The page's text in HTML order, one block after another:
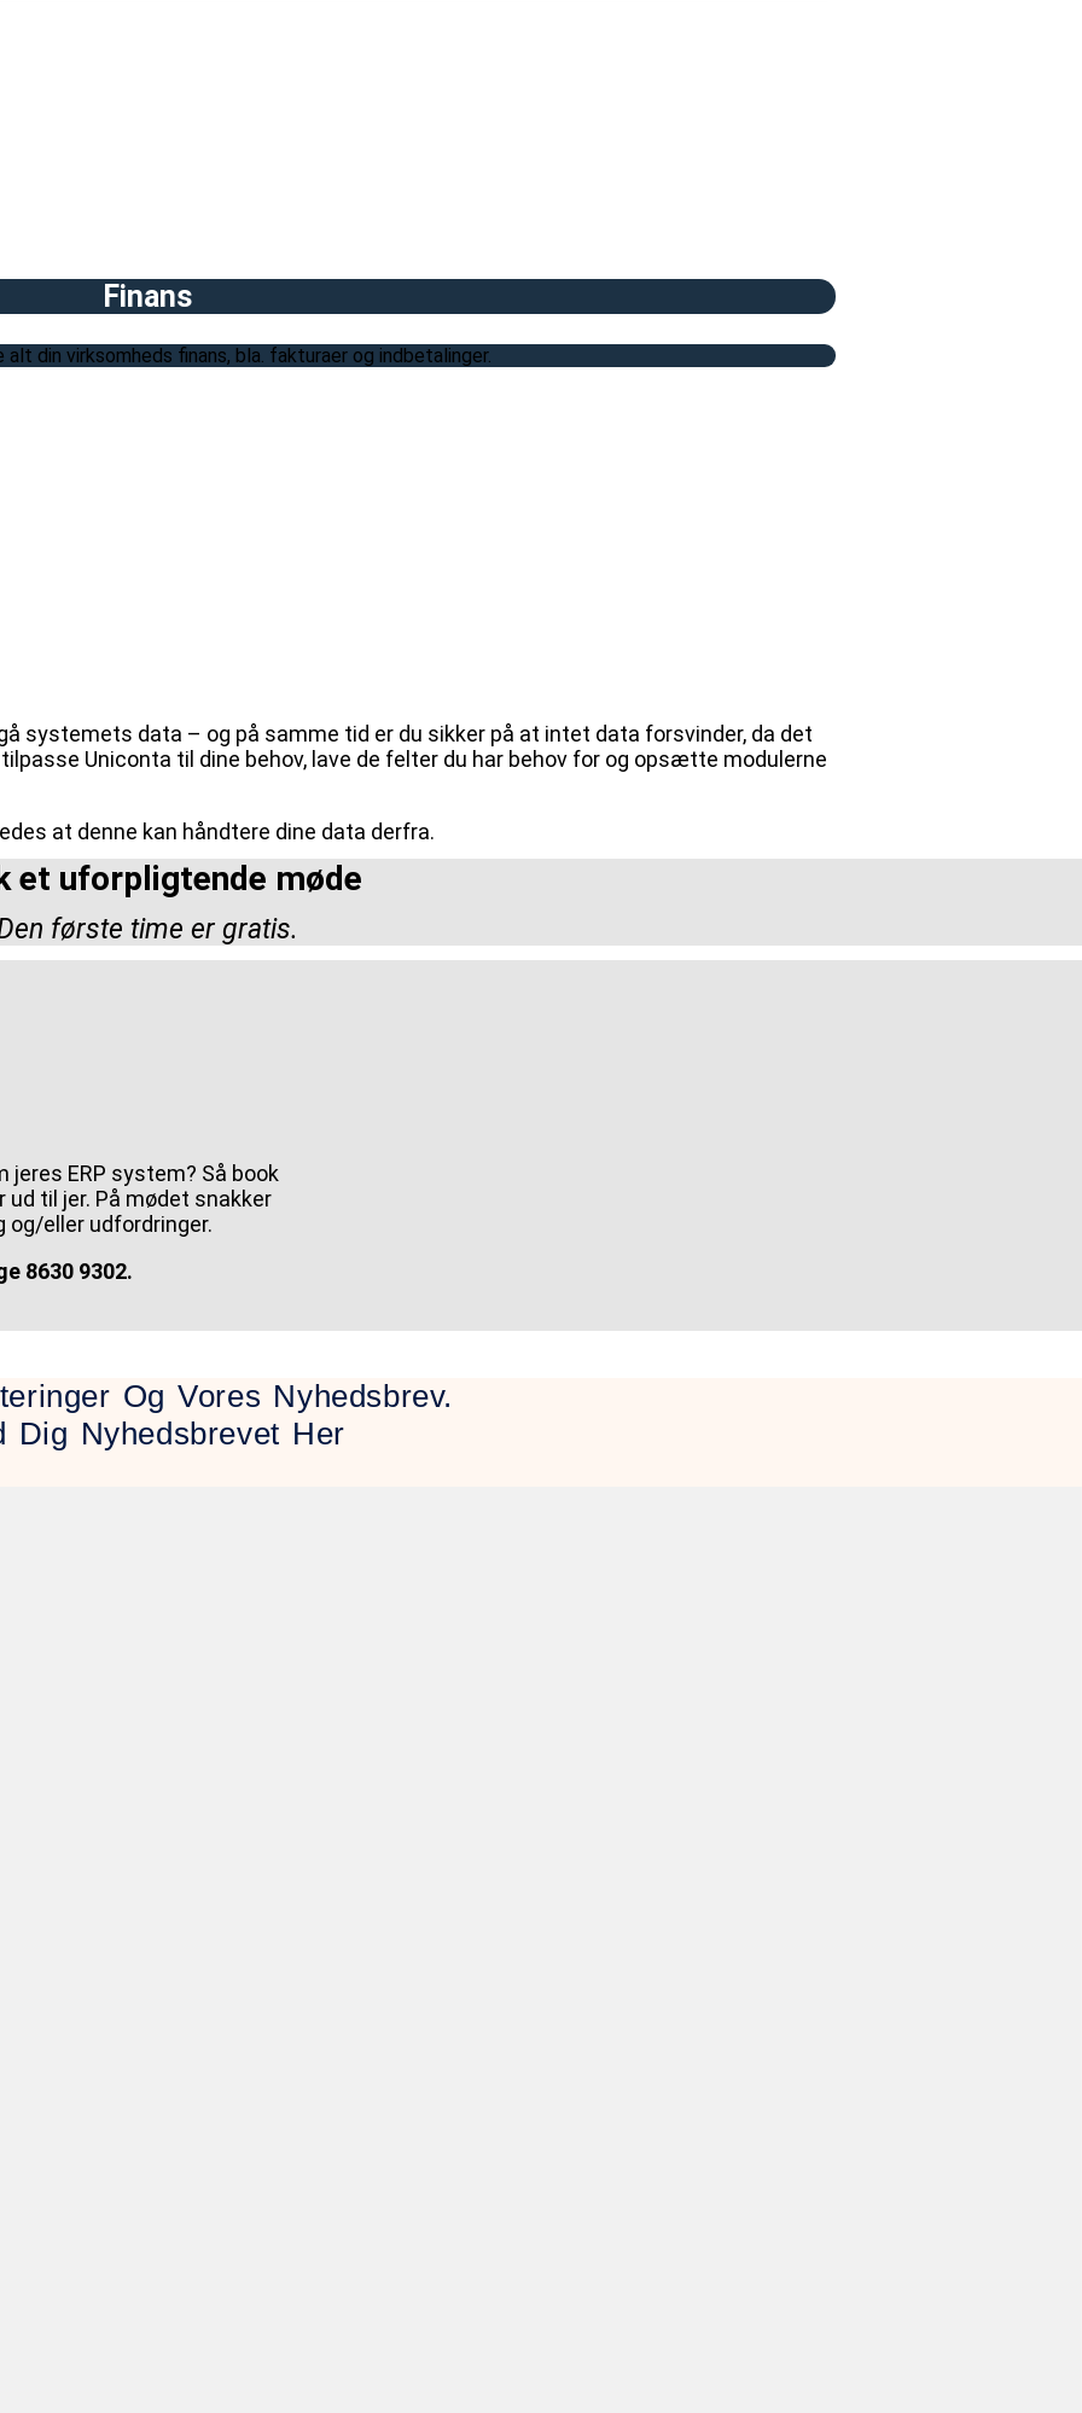
Finans
din virksomheds finans, bla. fakturaer og indbetalinger.
systemets data – og på samme tid er du sikker på at intet data forsvinder, da det
Uniconta til dine behov, lave de felter du har behov for og opsætte modulerne
at denne kan håndtere dine data derfra.
et uforpligtende møde
første time er gratis.
jeres ERP system? Så book
til jer. På mødet snakker
og/eller udfordringer.
8630 9302.
Og Vores Nyhedsbrev.
Dig Nyhedsbrevet Her